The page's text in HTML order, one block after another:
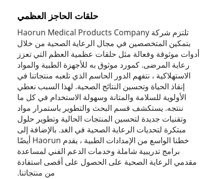
حلقات الحاجز العظمي
تلتزم شركة Haorun Medical Products Company
بتمكين المتخصصين في مجال الرعاية الصحية من خلال
أدوات موثوقة وفعالة مثل حلقات عظمية العظم التي تعزز
رعاية المرضى. كمورد موثوق به للأجهزة الطبية والمواد
الاستهلاكية ، نتفهم الدور الحاسم الذي تلعبه منتجاتنا في
إنقاذ الحياة وتحسين النتائج الصحية. لهذا السبب نعطي
الأولوية للسلامة والمتانة وسهولة الاستخدام في كل ما
ننتجه. يستكشف قسم البحث والتطوير باستمرار مواد
وتقنيات جديدة لتحسين المنتجات الحالية وتطوير حلول
مبتكرة لتحديات الرعاية الصحية في الغد. بالإضافة إلى
خطنا الواسع من الإمدادات الطبية ، يقدم Haorun أيضًا
برامج تدريبية شاملة وخدمات الدعم الفني لمساعدة
مقدمي الرعاية الصحية على الحصول على أقصى استفادة
من منتجاتنا.